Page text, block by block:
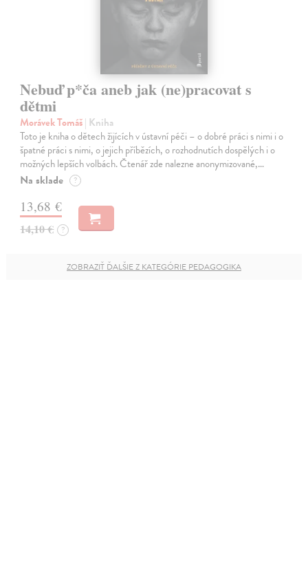
Nebuď p*ča aneb jak (ne)pracovat s
dětmi
Morávek Tomáš| Kniha
Toto je kniha o dětech žijících v ústavní péči – o dobré práci s nimi i o
špatné práci s nimi, o jejich příbězích, o rozhodnutích dospělých i o
možných lepších volbách. Čtenář zde nalezne anonymizované,…
Na sklade ?
13,68 €
14,10 € ?
ZOBRAZIŤ ĎALŠIE Z KATEGÓRIE PEDAGOGIKA